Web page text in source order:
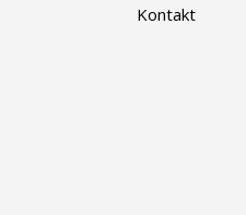
Kontakt